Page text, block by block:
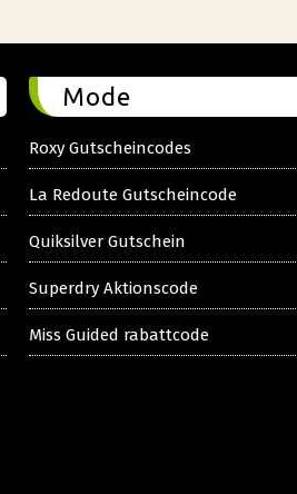
Mode
Roxy Gutscheincodes
La Redoute Gutscheincode
Quiksilver Gutschein
Superdry Aktionscode
Miss Guided rabattcode